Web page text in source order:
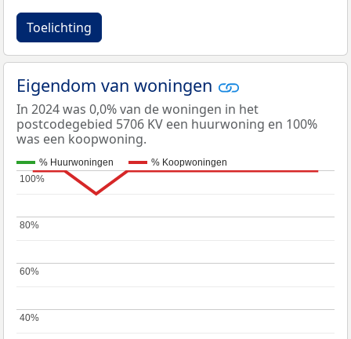
Toelichting
Eigendom van woningen
In 2024 was 0,0% van de woningen in het
postcodegebied 5706 KV een huurwoning en 100%
was een koopwoning.
% Huurwoningen % Koopwoningen
40%
40%
60%
60%
80%
80%
100%
100%